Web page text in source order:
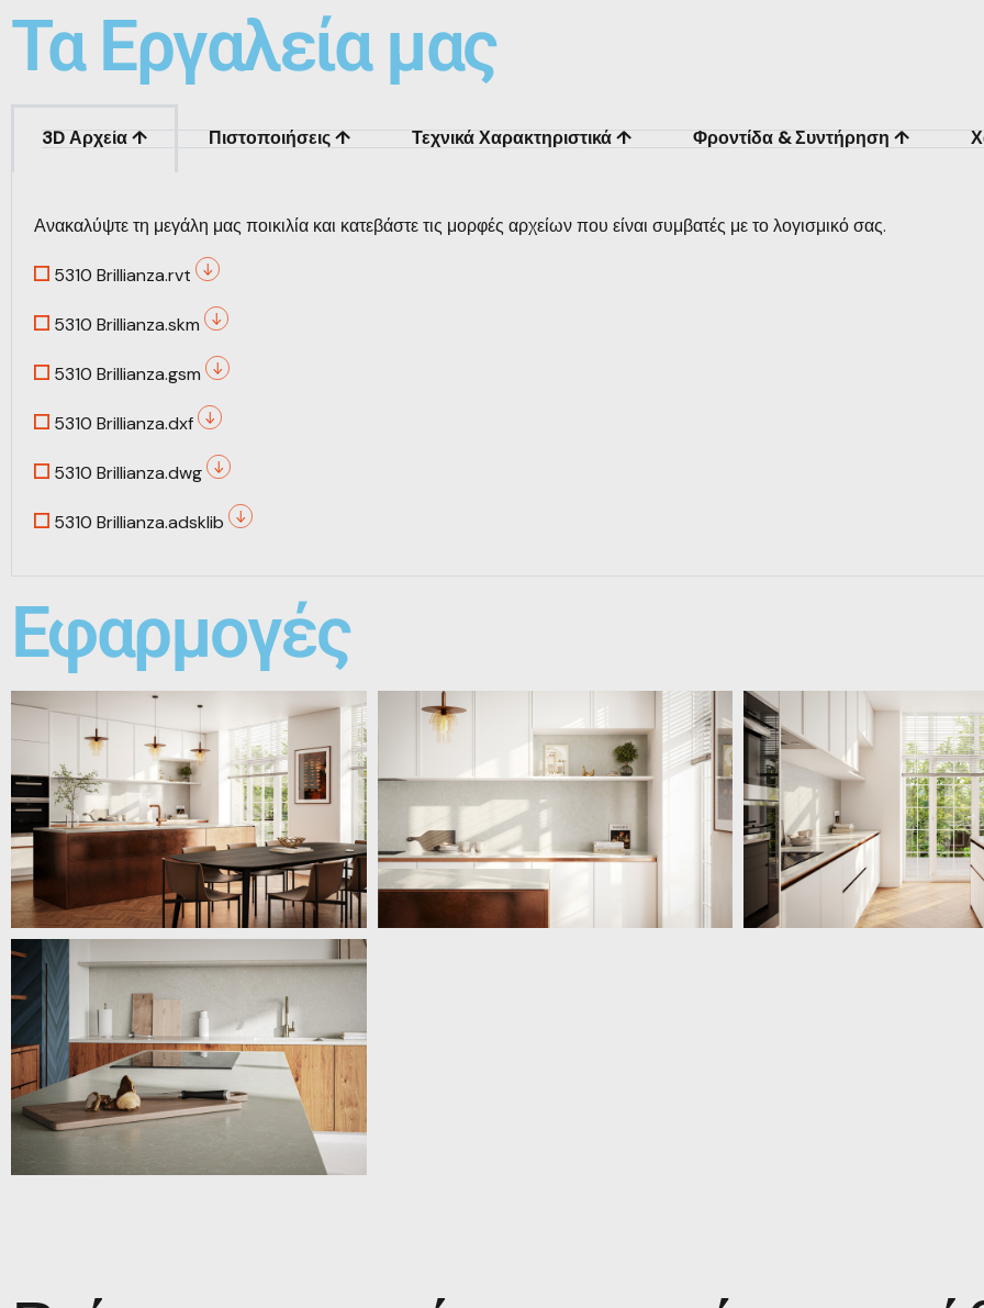
Τα Εργαλεία μας
3D Αρχεία ↑ Πιστοποιήσεις ↑ Τεχνικά Χαρακτηριστικά ↑ Φροντίδα & Συντήρηση ↑
Ανακαλύψτε τη μεγάλη μας ποικιλία και κατεβάστε τις μορφές αρχείων που είναι συμβατές με το λογισμικό σας.
5310 Brillianza.rvt
5310 Brillianza.skm
5310 Brillianza.gsm
5310 Brillianza.dxf
5310 Brillianza.dwg
5310 Brillianza.adsklib
Εφαρμογές